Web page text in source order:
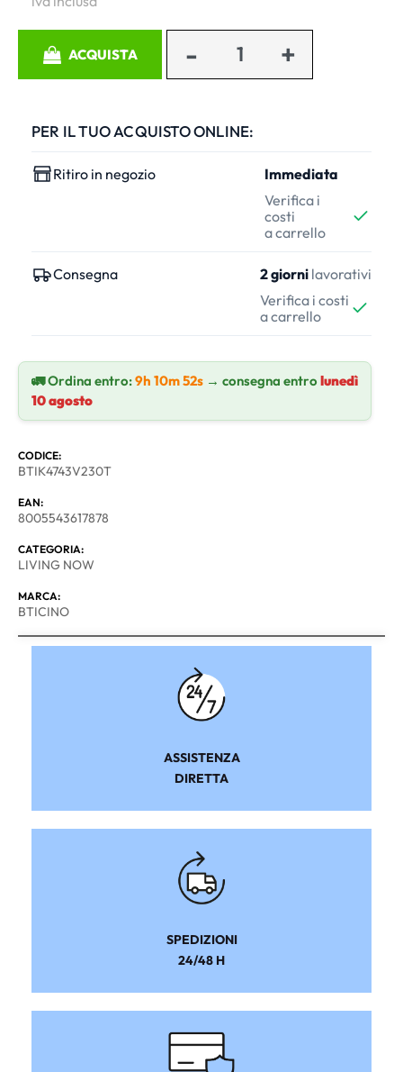
ACQUISTA
PER IL TUO ACQUISTO ONLINE:
Ritiro in negozio
Immediata
Verifica i
costi
a carrello
Consegna 2 giorni lavorativi
Verifica i costi
a carrello
🚛 Ordina entro:9h 10m 51s→ consegna entrolunedì
10 agosto
CODICE:
BTIK4743V230T
EAN:
8005543617878
CATEGORIA:
LIVING NOW
MARCA:
BTICINO
ASSISTENZA
DIRETTA
SPEDIZIONI
24/48 H